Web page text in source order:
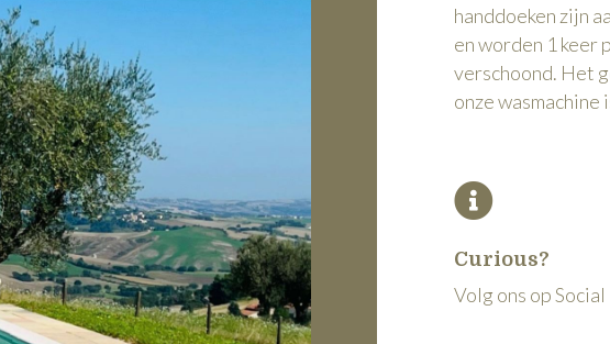
handdoeken zijn
en worden 1 keer
verschoond. Het
onze wasmachine
Curious?
Volg ons op